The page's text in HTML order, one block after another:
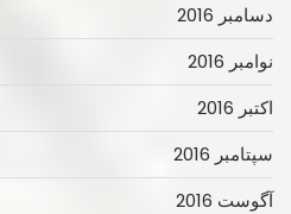
دسامبر 2016
نوامبر 2016
اکتبر 2016
سپتامبر 2016
آگوست 2016